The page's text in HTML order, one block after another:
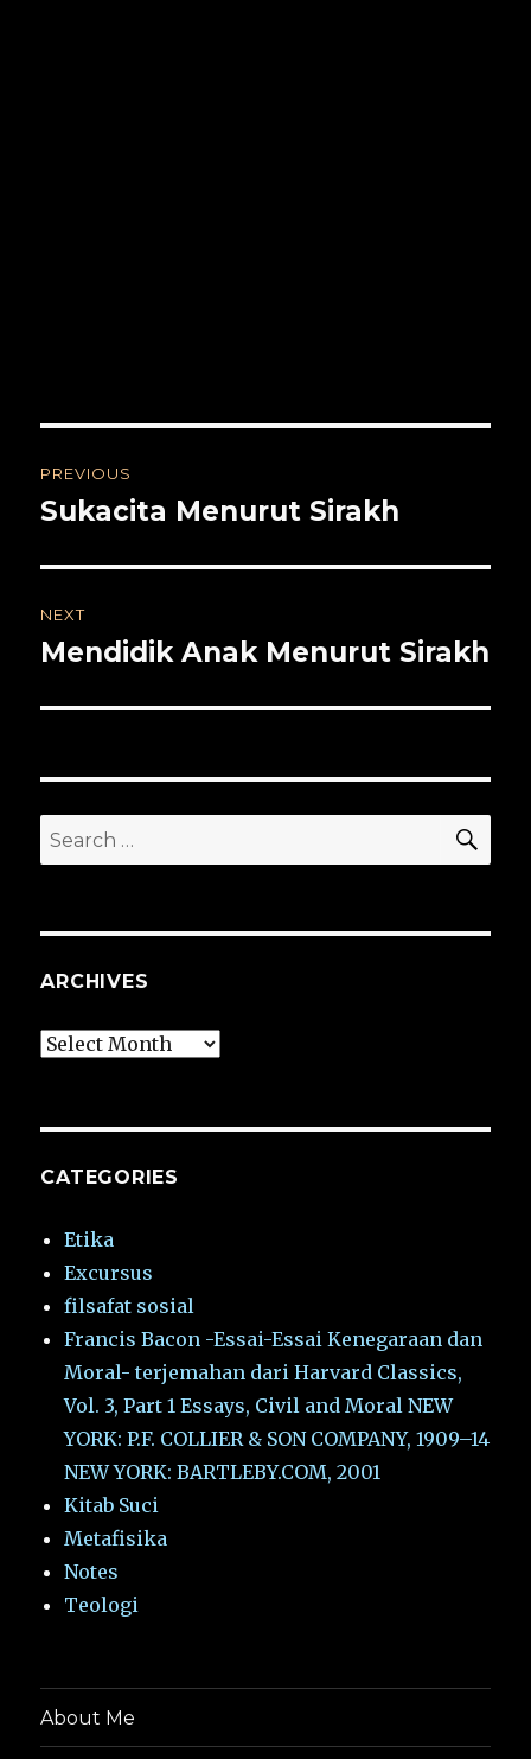
navigation
PREVIOUS
Previous
Sukacita Menurut Sirakh
NEXT
Next
Mendidik Anak Menurut Sirakh
Search
for:
ARCHIVES
Archives
CATEGORIES
Etika
Excursus
filsafat sosial
Francis Bacon -Essai-Essai Kenegaraan dan
Moral- terjemahan dari Harvard Classics,
Vol. 3, Part 1 Essays, Civil and Moral NEW
YORK: P.F. COLLIER & SON COMPANY, 1909–14
NEW YORK: BARTLEBY.COM, 2001
Kitab Suci
Metafisika
Notes
Teologi
About Me